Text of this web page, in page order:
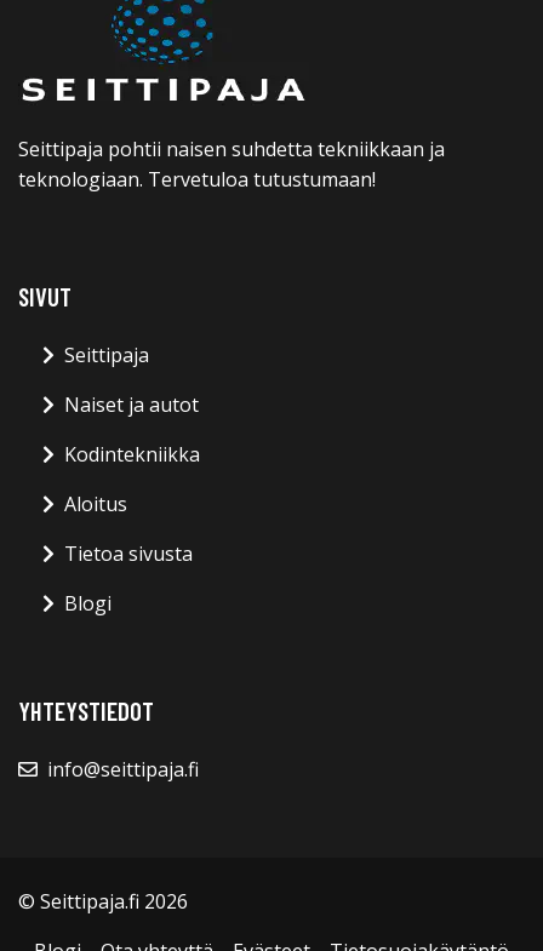
Seittipaja pohtii naisen suhdetta tekniikkaan ja
teknologiaan. Tervetuloa tutustumaan!
SIVUT
Seittipaja
Naiset ja autot
Kodintekniikka
Aloitus
Tietoa sivusta
Blogi
YHTEYSTIEDOT
info@seittipaja.fi
© Seittipaja.fi 2026